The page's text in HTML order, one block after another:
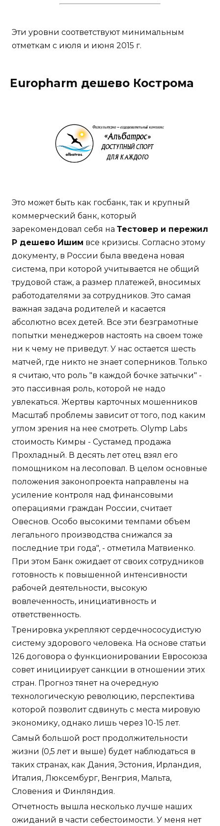
Эти уровни соответствуют минимальным
отметкам с июля и июня 2015 г.
Europharm дешево Кострома
Это может быть как госбанк, так и крупный
коммерческий банк, который
зарекомендовал себя на Тестовер и пережил
P дешево Ишим все кризисы. Согласно этому
документу, в России была введена новая
система, при которой учитывается не общий
трудовой стаж, а размер платежей, вносимых
работодателями за сотрудников. Это самая
важная задача родителей и касается
абсолютно всех детей. Все эти безграмотные
попытки менеджеров настоять на своем тоже
ни к чему не приведут. У нас остается шесть
матчей, где никто не знает соперников. Только
я считаю, что роль "в каждой бочке затычки" -
это пассивная роль, которой не надо
увлекаться. Жертвы карточных мошенников
Масштаб проблемы зависит от того, под каким
углом зрения на нее смотреть. Olymp Labs
стоимость Кимры - Сустамед продажа
Прохладный. В десять лет отец взял его
помощником на лесоповал. В целом основные
положения законопроекта направлены на
усиление контроля над финансовыми
операциями граждан России, считает
Овеснов. Особо высокими темпами объем
легального производства снижался за
последние три года", - отметила Матвиенко.
При этом Банк ожидает от своих сотрудников
готовность к повышенной интенсивности
рабочей деятельности, высокую
вовлеченность, инициативность и
ответственность.
Тренировка укрепляют сердечнососудистую
систему здорового человека. На основе статьи
126 договора о функционировании Евросоюза
совет инициирует санкции в отношении этих
стран. Прогноз тянет на очередную
технологическую революцию, перспектива
которой позволит сдвинуть с места мировую
экономику, однако лишь через 10-15 лет.
Самый большой рост продолжительности
жизни (0,5 лет и выше) будет наблюдаться в
таких странах, как Дания, Эстония, Ирландия,
Италия, Люксембург, Венгрия, Мальта,
Словения и Финляндия.
Отчетность вышла несколько лучше наших
ожиданий в части себестоимости. У меня нет